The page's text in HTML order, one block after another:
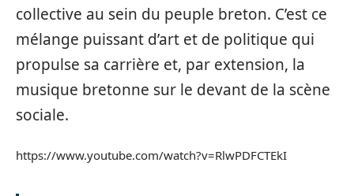
collective au sein du peuple breton. C’est ce
mélange puissant d’art et de politique qui
propulse sa carrière et, par extension, la
musique bretonne sur le devant de la scène
sociale.
https://www.youtube.com/watch?v=RlwPDFCTEkI